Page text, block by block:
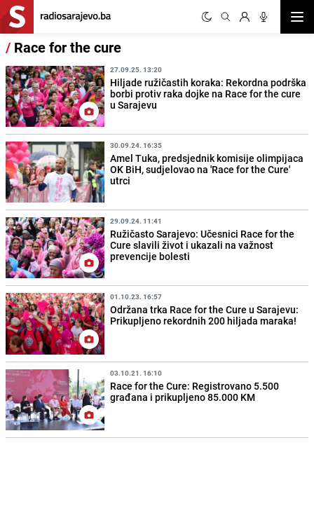
/ Race for the cure
27.09.25. 13:20
Hiljade ružičastih koraka: Rekordna podrška
borbi protiv raka dojke na Race for the cure
u Sarajevu
30.09.24. 16:35
Amel Tuka, predsjednik komisije olimpijaca
OK BiH, sudjelovao na 'Race for the Cure'
utrci
29.09.24. 11:41
Ružičasto Sarajevo: Učesnici Race for the
Cure slavili život i ukazali na važnost
prevencije bolesti
01.10.23. 16:57
Održana trka Race for the Cure u Sarajevu:
Prikupljeno rekordnih 200 hiljada maraka!
03.10.21. 16:10
Race for the Cure: Registrovano 5.500
građana i prikupljeno 85.000 KM